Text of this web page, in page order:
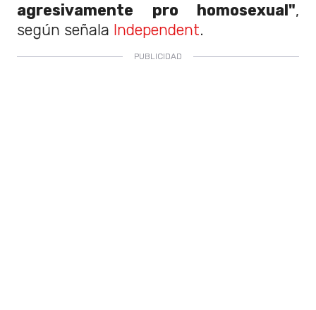
agresivamente pro homosexual",
según señala Independent.